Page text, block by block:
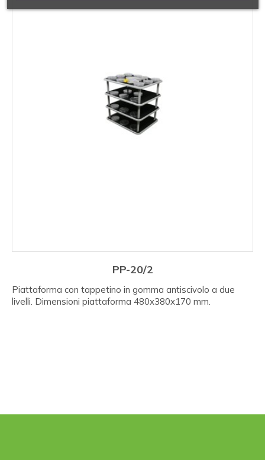
PP-20/2
Piattaforma con tappetino in gomma antiscivolo a due
livelli. Dimensioni piattaforma 480x380x170 mm.